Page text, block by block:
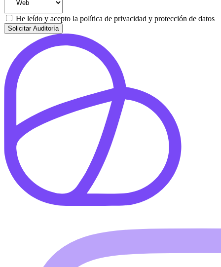
He leído y acepto la política de privacidad y protección de datos
Solicitar Auditoría